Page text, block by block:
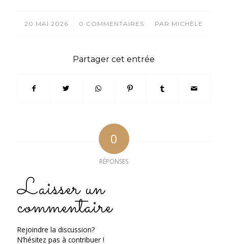
20 MAI 2026
/ 0 COMMENTAIRES
/ PAR MICHÈLE
Partager cet entrée
0
RÉPONSES
Laisser un
commentaire
Rejoindre la discussion?
N’hésitez pas à contribuer !